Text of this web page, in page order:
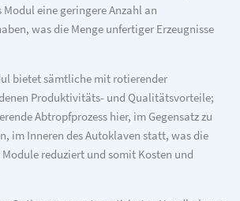
eine geringere Anzahl an
was die Menge unfertiger Erzeugnisse
bietet sämtliche mit rotierender
Produktivitäts- und Qualitätsvorteile;
Abtropfprozess hier, im Gegensatz zu
im Inneren des Autoklaven statt, was die
reduziert und somit Kosten und